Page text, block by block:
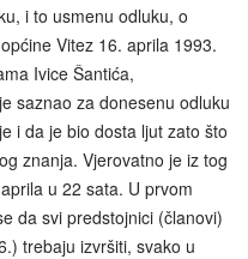
i to usmenu odluku, o
Vitez 16. aprila 1993.
Ivice Šantića,
saznao za donesenu odluku
i da je bio dosta ljut zato što
znanja. Vjerovatno je iz tog
u 22 sata. U prvom
da svi predstojnici (članovi)
trebaju izvršiti, svako u